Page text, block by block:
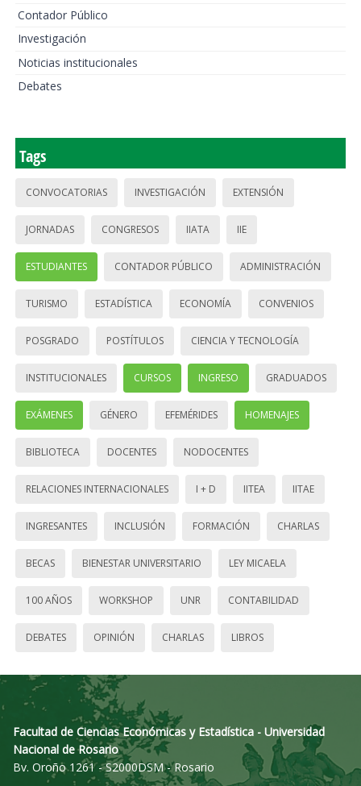
Contador Público
Investigación
Noticias institucionales
Debates
Tags
CONVOCATORIAS INVESTIGACIÓN EXTENSIÓN
JORNADAS CONGRESOS IIATA IIE
ESTUDIANTES CONTADOR PÚBLICO ADMINISTRACIÓN
TURISMO ESTADÍSTICA ECONOMÍA CONVENIOS
POSGRADO POSTÍTULOS CIENCIA Y TECNOLOGÍA
INSTITUCIONALES CURSOS INGRESO GRADUADOS
EXÁMENES GÉNERO EFEMÉRIDES HOMENAJES
BIBLIOTECA DOCENTES NODOCENTES
RELACIONES INTERNACIONALES I + D IITEA IITAE
INGRESANTES INCLUSIÓN FORMACIÓN CHARLAS
BECAS BIENESTAR UNIVERSITARIO LEY MICAELA
100 AÑOS WORKSHOP UNR CONTABILIDAD
DEBATES OPINIÓN CHARLAS LIBROS
Facultad de Ciencias Económicas y Estadística - Universidad
Nacional de Rosario
Bv. Oroño 1261 - S2000DSM - Rosario